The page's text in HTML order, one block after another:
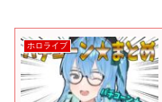
ホロライブ